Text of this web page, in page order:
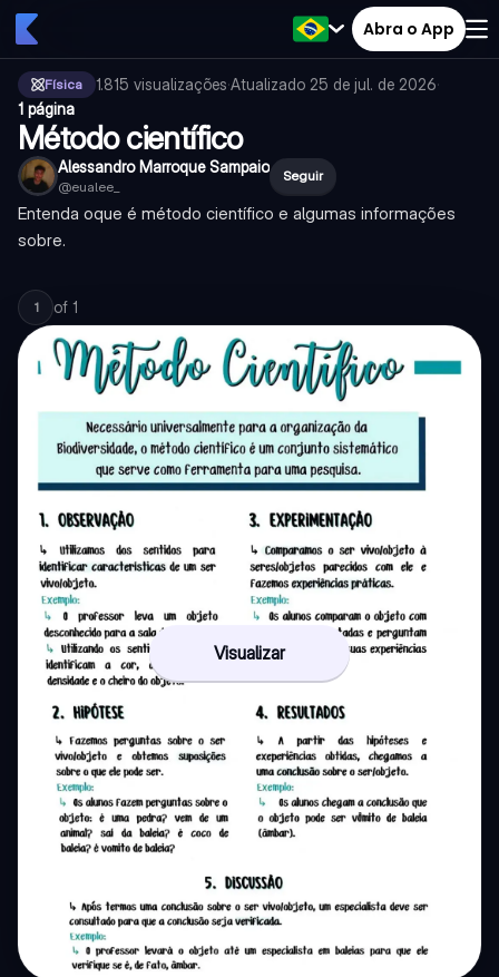
Abra o App
Física 1.815 visualizações·Atualizado 25 de jul. de 2026·
1 página
Método científico
Alessandro Marroque Sampaio
@eualee_
Seguir
Entenda oque é método científico e algumas informações
sobre.
1 of 1
Visualizar